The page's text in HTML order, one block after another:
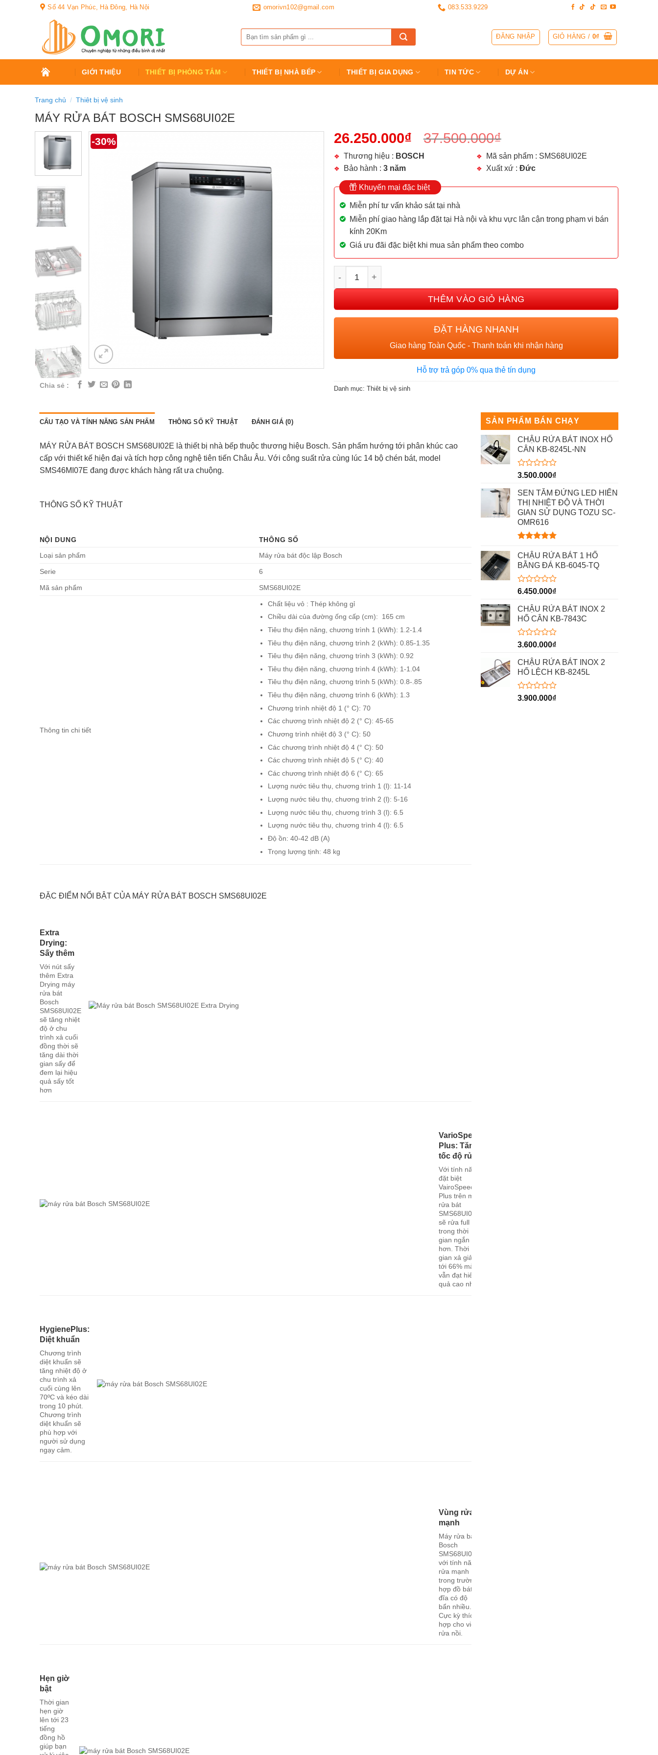
Số 44 Vạn Phúc, Hà Đông, Hà Nội omorivn102@gmail.com 083.533.9229
kiếm:
ĐĂNG NHẬP GIỎ HÀNG / 0₫
TRANG
CHỦ
GIỚI THIỆU THIẾT BỊ PHÒNG TẮM THIẾT BỊ NHÀ BẾP THIẾT BỊ GIA DỤNG TIN TỨC DỰ ÁN
Trang chủ / Thiêt bị vệ sinh
MÁY RỬA BÁT BOSCH SMS68UI02E
-30%
Chia sẻ :
26.250.000₫ 37.500.000₫
Thương hiệu : BOSCH
Bảo hành : 3 năm
Mã sản phẩm : SMS68UI02E
Xuất xứ : Đức
Khuyến mại đặc biệt
Miễn phí tư vấn khảo sát tại nhà
Miễn phí giao hàng lắp đặt tại Hà nội và khu vực lân cận trong phạm vi bán
kính 20Km
Giá ưu đãi đặc biệt khi mua sản phẩm theo combo
THÊM VÀO GIỎ HÀNG
ĐẶT HÀNG NHANH
Giao hàng Toàn Quốc - Thanh toán khi nhận hàng
Hỗ trợ trả góp 0% qua thẻ tín dụng
Danh mục: Thiêt bị vệ sinh
CẤU TẠO VÀ TÍNH NĂNG SẢN PHẨM THÔNG SỐ KỸ THUẬT ĐÁNH GIÁ (0)
MÁY RỬA BÁT BOSCH SMS68UI02E là thiết bị nhà bếp thuộc thương hiệu Bosch. Sản phẩm hướng tới phân khúc cao
cấp với thiết kế hiện đại và tích hợp công nghệ tiên tiến Châu Âu. Với công suất rửa cùng lúc 14 bộ chén bát, model
SMS46MI07E đang được khách hàng rất ưa chuộng.
THÔNG SỐ KỸ THUẬT
NỘI DUNG
THÔNG SỐ
Loại sản phẩm
Máy rửa bát độc lập Bosch
Serie 6
Mã sản phẩm SMS68UI02E
Thông tin chi tiết
Chất liệu vỏ : Thép không gỉ
Chiều dài của đường ống cấp (cm): 165 cm
Tiêu thụ điện năng, chương trình 1 (kWh): 1.2-1.4
Tiêu thụ điện năng, chương trình 2 (kWh): 0.85-1.35
Tiêu thụ điện năng, chương trình 3 (kWh): 0.92
Tiêu thụ điện năng, chương trình 4 (kWh): 1-1.04
Tiêu thụ điện năng, chương trình 5 (kWh): 0.8-.85
Tiêu thụ điện năng, chương trình 6 (kWh): 1.3
Chương trình nhiệt độ 1 (° C): 70
Các chương trình nhiệt độ 2 (° C): 45-65
Chương trình nhiệt độ 3 (° C): 50
Các chương trình nhiệt độ 4 (° C): 50
Các chương trình nhiệt độ 5 (° C): 40
Các chương trình nhiệt độ 6 (° C): 65
Lượng nước tiêu thụ, chương trình 1 (l): 11-14
Lượng nước tiêu thụ, chương trình 2 (l): 5-16
Lượng nước tiêu thụ, chương trình 3 (l): 6.5
Lượng nước tiêu thụ, chương trình 4 (l): 6.5
Độ ồn: 40-42 dB (A)
Trọng lượng tịnh: 48 kg
ĐẶC ĐIỂM NỔI BẬT CỦA MÁY RỬA BÁT BOSCH SMS68UI02E
Extra
Drying:
Sấy thêm
Với nút sấy
thêm Extra
Drying máy
rửa bát
Bosch
SMS68UI02E
sẽ tăng nhiệt
độ ở chu
trình xả cuối
đồng thời sẽ
tăng dài thời
gian sấy để
đem lại hiệu
quả sấy tốt
hơn
VarioSpeed
Plus: Tăng
tốc độ rửa
Với tính năng
đặt biệt
VairoSpeed
Plus trên máy
rửa bát
SMS68UI02E
sẽ rửa full tải
trong thời
gian ngắn
hơn. Thời
gian xả giảm
tới 66% mà
vẫn đạt hiêu
quả cao nhất.
HygienePlus:
Diệt khuẩn
Chương trình
diệt khuẩn sẽ
tăng nhiệt độ ở
chu trình xả
cuối cùng lên
70ºC và kéo dài
trong 10 phút.
Chương trình
diệt khuẩn sẽ
phù hợp với
người sử dụng
ngạy cảm.
Vùng rửa
mạnh
Máy rửa bát
Bosch
SMS68UI02E
với tính năng
rửa mạnh
trong trường
hợp đồ bát
đĩa có độ
bẩn nhiều.
Cực kỳ thích
hợp cho việc
rửa nồi.
Hẹn giờ
bật
Thời gian
hẹn giờ
lên tới 23
tiếng
đồng hồ
giúp bạn
SẢN PHẨM BÁN CHẠY
CHẬU RỬA BÁT INOX HỐ
CÂN KB-8245L-NN
Được
hạng
0
5
sao
3.500.000₫
SEN TẮM ĐỨNG LED HIỂN
THỊ NHIỆT ĐỘ VÀ THỜI
GIAN SỬ DỤNG TOZU SC-
OMR616
hạng 5.00
5 sao
CHẬU RỬA BÁT 1 HỐ
BẰNG ĐÁ KB-6045-TQ
Được
hạng
0
5
sao
6.450.000₫
CHẬU RỬA BÁT INOX 2
HỐ CÂN KB-7843C
Được
hạng
0
5
sao
3.600.000₫
CHẬU RỬA BÁT INOX 2
HỐ LỆCH KB-8245L
Được
3.900.000₫